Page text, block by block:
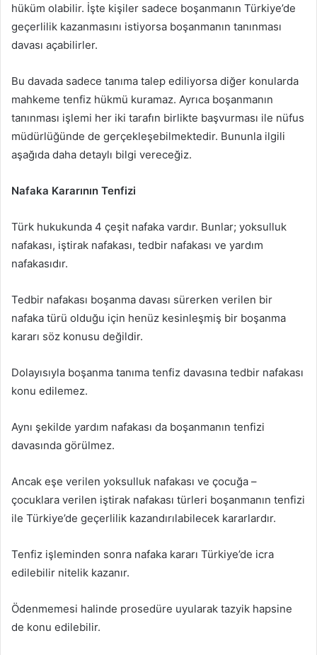
hüküm olabilir. İşte kişiler sadece boşanmanın Türkiye’de
geçerlilik kazanmasını istiyorsa boşanmanın tanınması
davası açabilirler.
Bu davada sadece tanıma talep ediliyorsa diğer konularda
mahkeme tenfiz hükmü kuramaz. Ayrıca boşanmanın
tanınması işlemi her iki tarafın birlikte başvurması ile nüfus
müdürlüğünde de gerçekleşebilmektedir. Bununla ilgili
aşağıda daha detaylı bilgi vereceğiz.
Nafaka Kararının Tenfizi
Türk hukukunda 4 çeşit nafaka vardır. Bunlar; yoksulluk
nafakası, iştirak nafakası, tedbir nafakası ve yardım
nafakasıdır.
Tedbir nafakası boşanma davası sürerken verilen bir
nafaka türü olduğu için henüz kesinleşmiş bir boşanma
kararı söz konusu değildir.
Dolayısıyla boşanma tanıma tenfiz davasına tedbir nafakası
konu edilemez.
Aynı şekilde yardım nafakası da boşanmanın tenfizi
davasında görülmez.
Ancak eşe verilen yoksulluk nafakası ve çocuğa –
çocuklara verilen iştirak nafakası türleri boşanmanın tenfizi
ile Türkiye’de geçerlilik kazandırılabilecek kararlardır.
Tenfiz işleminden sonra nafaka kararı Türkiye’de icra
edilebilir nitelik kazanır.
Ödenmemesi halinde prosedüre uyularak tazyik hapsine
de konu edilebilir.